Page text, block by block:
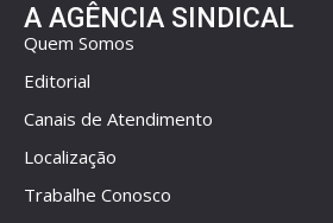
A AGÊNCIA SINDICAL
Quem Somos
Editorial
Canais de Atendimento
Localização
Trabalhe Conosco